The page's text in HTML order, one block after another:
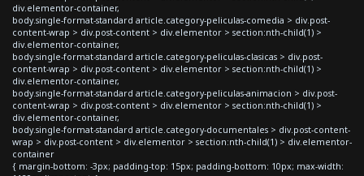
div.elementor-container,
body.single-format-standard article.category-peliculas-comedia > div.post-
content-wrap > div.post-content > div.elementor > section:nth-child(1) >
div.elementor-container,
body.single-format-standard article.category-peliculas-clasicas > div.post-
content-wrap > div.post-content > div.elementor > section:nth-child(1) >
div.elementor-container,
body.single-format-standard article.category-peliculas-animacion > div.post-
content-wrap > div.post-content > div.elementor > section:nth-child(1) >
div.elementor-container,
body.single-format-standard article.category-documentales > div.post-content-
wrap > div.post-content > div.elementor > section:nth-child(1) > div.elementor-
container
{ margin-bottom: -3px; padding-top: 15px; padding-bottom: 10px; max-width: